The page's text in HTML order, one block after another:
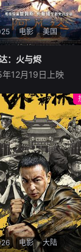
电影 美国
达：火与烬
萨姆·沃辛顿
佐伊·索尔达娜
片聚焦杰克·萨利与奈蒂莉
的命运起伏，在前作的情
之上，深刻描绘一个家
战火中如何成长、并共同
脉相连的情感纽带的历
从而将故事推向更具张
新维度。此外，潘多拉
领域也即将揭晓
：火与烬
12月19日上映
电影 大陆